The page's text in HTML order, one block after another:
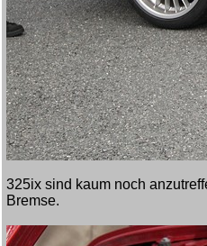
325ix sind kaum noch
Bremse.